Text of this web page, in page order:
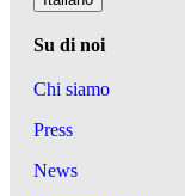
Su di noi
Chi siamo
Press
News